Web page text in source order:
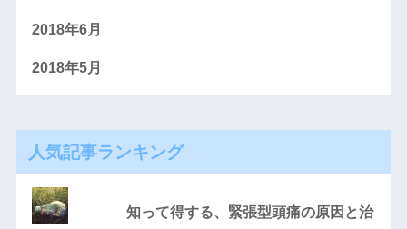
2018年6月
2018年5月
人気記事ランキング
知って得する、緊張型頭痛の原因と治